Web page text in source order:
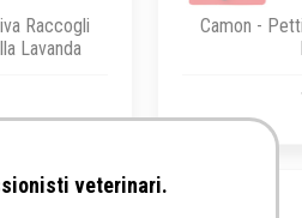
Raccogli
Lavanda
Camon -
veterinari.